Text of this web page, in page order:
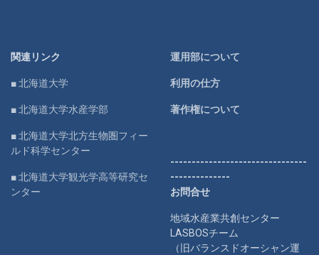
関連リンク
■ 北海道大学
■ 北海道大学水産学部
■ 北海道大学北方生物圏フィー
ルド科学センター
■ 北海道大学観光学高等研究セ
ンター
運用部について
利用の仕方
著作権について
--------------------------------
--------------
お問合せ
地域水産業共創センター
LASBOSチーム
（旧バランスドオーシャン運